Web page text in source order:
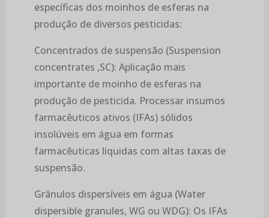
específicas dos moinhos de esferas na
produção de diversos pesticidas:
Concentrados de suspensão (Suspension
concentrates ,SC): Aplicação mais
importante de moinho de esferas na
produção de pesticida. Processar insumos
farmacêuticos ativos (IFAs) sólidos
insolúveis em água em formas
farmacêuticas líquidas com altas taxas de
suspensão.
Grânulos dispersíveis em água (Water
dispersible granules, WG ou WDG): Os IFAs